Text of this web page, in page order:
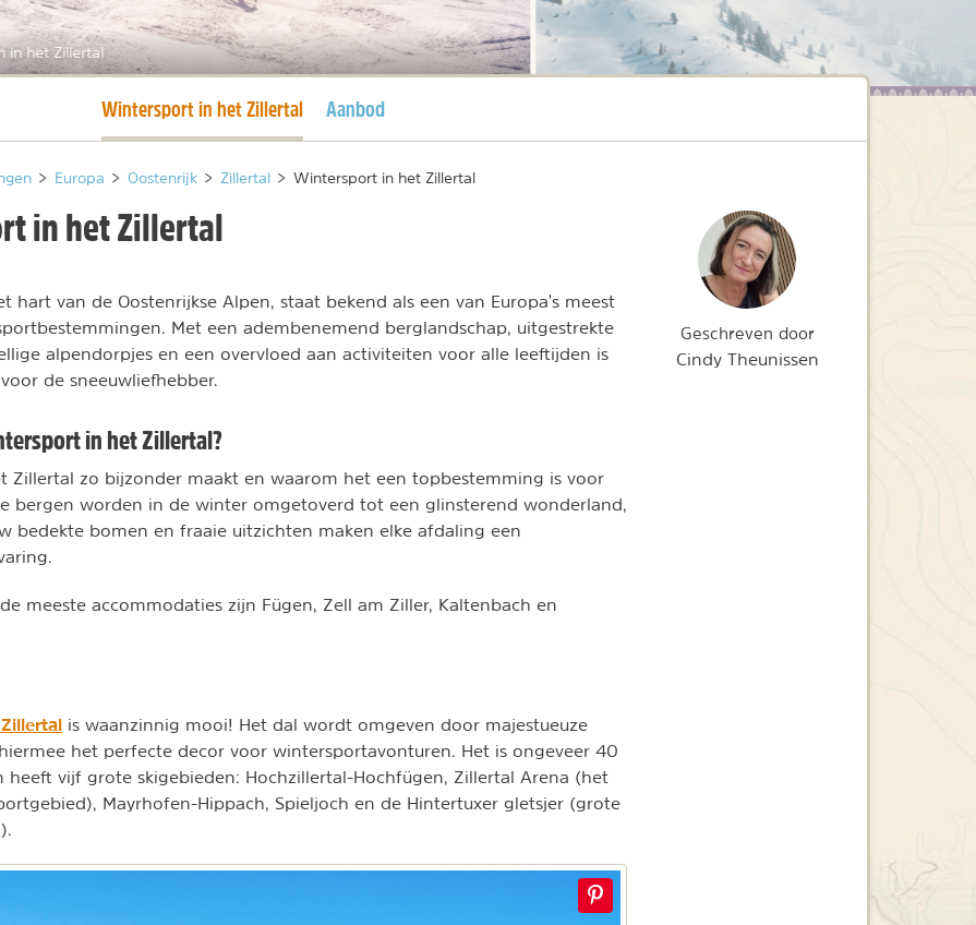
in het Zillertal
Huidige pagina
Wintersport in het Zillertal Aanbod
> Europa > Oostenrijk > Zillertal > Wintersport in het Zillertal
in het Zillertal
hart van de Oostenrijkse Alpen, staat bekend als een van Europa's meest
Met een adembenemend berglandschap, uitgestrekte
alpendorpjes en een overvloed aan activiteiten voor alle leeftijden is
de sneeuwliefhebber.
in het Zillertal?
Zillertal zo bijzonder maakt en waarom het een topbestemming is voor
bergen worden in de winter omgetoverd tot een glinsterend wonderland,
bedekte bomen en fraaie uitzichten maken elke afdaling een
meeste accommodaties zijn Fügen, Zell am Ziller, Kaltenbach en
is waanzinnig mooi! Het dal wordt omgeven door majestueuze
het perfecte decor voor wintersportavonturen. Het is ongeveer 40
heeft vijf grote skigebieden: Hochzillertal-Hochfügen, Zillertal Arena (het
Mayrhofen-Hippach, Spieljoch en de Hintertuxer gletsjer (grote
Geschreven door
Cindy Theunissen